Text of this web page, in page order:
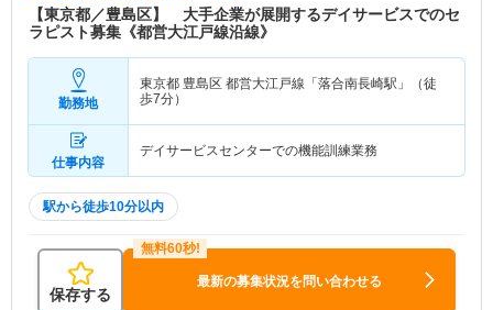
【東京都／豊島区】 大手企業が展開するデイサービスでのセ
ラピスト募集《都営大江戸線沿線》
勤務地
東京都 豊島区 都営大江戸線「落合南長崎駅」（徒
歩7分）
仕事内容
デイサービスセンターでの機能訓練業務
駅から徒歩10分以内
保存する
最新の募集状況を問い合わせる